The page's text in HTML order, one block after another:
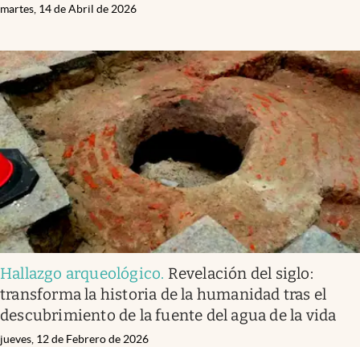
martes, 14 de Abril de 2026
Hallazgo arqueológico. Revelación del siglo:
transforma la historia de la humanidad tras el
descubrimiento de la fuente del agua de la vida
jueves, 12 de Febrero de 2026